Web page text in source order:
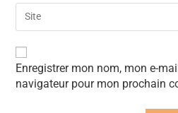
Enregistrer mon nom, mon e-
navigateur pour mon prochain